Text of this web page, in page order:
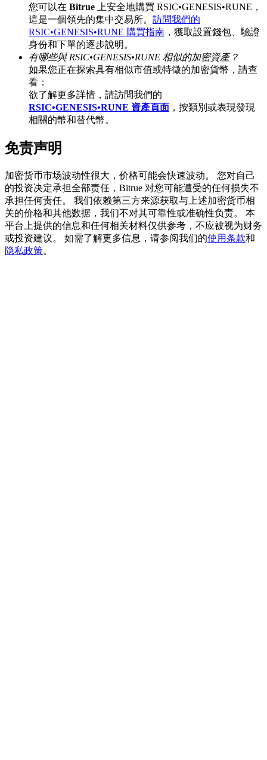
充值CASHCAT & 赢取
瓜分 500000 CASHCAT 獎池
BitMart 用戶遷移專享
貴金屬財富季 · 交易巔峰賽
抽獎衝榜 · 贏33,333 USDT
您可以在 Bitrue 上安全地購買 RSIC•GENESIS•RUNE，
這是一個領先的集中交易所。 訪問我們的
RSIC•GENESIS•RUNE 購買指南 ，獲取設置錢包、驗證
身份和下單的逐步說明。
有哪些與 RSIC•GENESIS•RUNE 相似的加密資產？
如果您正在探索具有相似市值或特徵的加密貨幣，請查
看：
欲了解更多詳情，請訪問我們的
RSIC•GENESIS•RUNE 資產頁面 ，按類別或表現發現
相關的幣和替代幣。
免责声明
加密货币市场波动性很大，价格可能会快速波动。 您对自己
的投资决定承担全部责任，Bitrue 对您可能遭受的任何损失不
承担任何责任。 我们依赖第三方来源获取与上述加密货币相
关的价格和其他数据，我们不对其可靠性或准确性负责。 本
平台上提供的信息和任何相关材料仅供参考，不应被视为财务
或投资建议。 如需了解更多信息，请参阅我们的使用条款和
隐私政策。